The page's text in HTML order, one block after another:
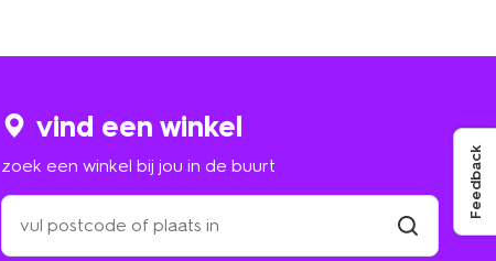
vind een winkel
zoek een winkel bij jou in de buurt
zoek
een
winkel
Feedback